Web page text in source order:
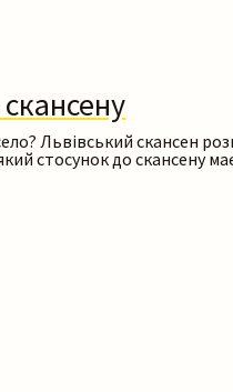
Львівський скансен
стосунок до скансену